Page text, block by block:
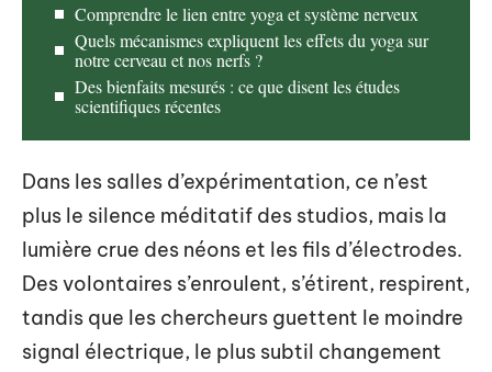
Comprendre le lien entre yoga et système nerveux
Quels mécanismes expliquent les effets du yoga sur
notre cerveau et nos nerfs ?
Des bienfaits mesurés : ce que disent les études
scientifiques récentes
Dans les salles d’expérimentation, ce n’est
plus le silence méditatif des studios, mais la
lumière crue des néons et les fils d’électrodes.
Des volontaires s’enroulent, s’étirent, respirent,
tandis que les chercheurs guettent le moindre
signal électrique, le plus subtil changement